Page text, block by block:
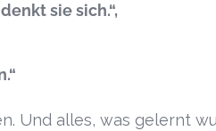
sie sich.“,
Und alles, was gelernt